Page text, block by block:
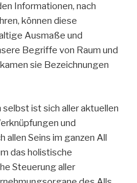
Informationen, nach
können diese
Ausmaße und
Begriffe von Raum und
sie Bezeichnungen
ist sich aller aktuellen
und
allen Seins im ganzen All
das holistische
Steuerung aller